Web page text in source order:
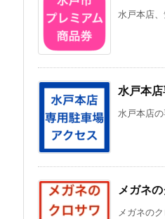
水戸本店
水戸本
水戸本店
メガネ
メガネの